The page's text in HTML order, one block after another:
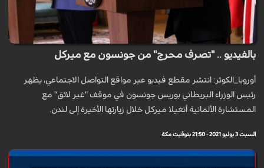
بالفيديو .. "تصرف محرج" من جونسون مع ميركل
أوروبا_الكوثر: انتشر مقطع فيديو عبر مواقع التواصل الاجتماعي، يظهر
رئيس الوزراء البريطاني بوريس جونسون في موقف "غير لائق" مع
المستشارة الألمانية أنغيلا ميركل خلال زيارتها الأخيرة إلى لندن.
السبت 3 يوليو 2021 - 21:50 بتوقيت مكة